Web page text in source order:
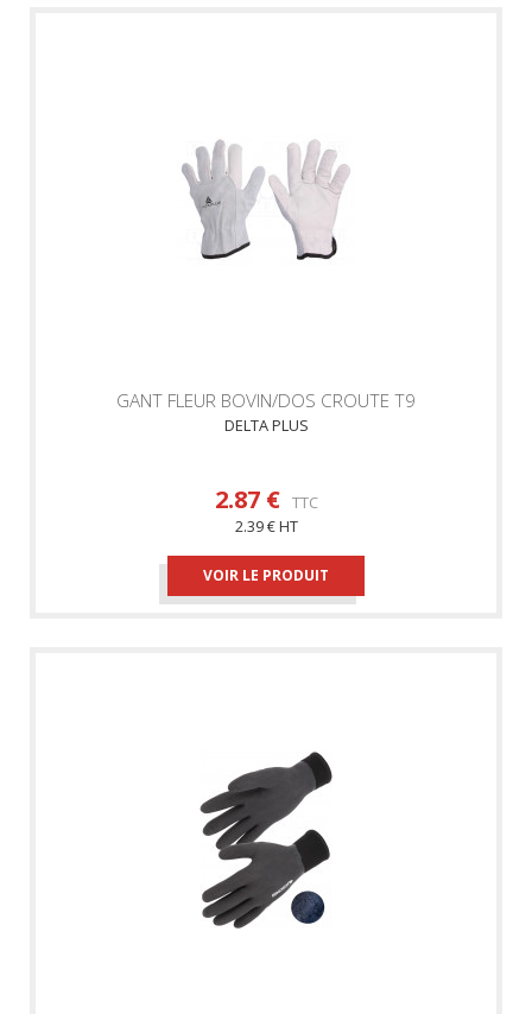
GANT FLEUR BOVIN/DOS CROUTE T9
DELTA PLUS
2.87 € TTC
2.39 € HT
VOIR LE PRODUIT